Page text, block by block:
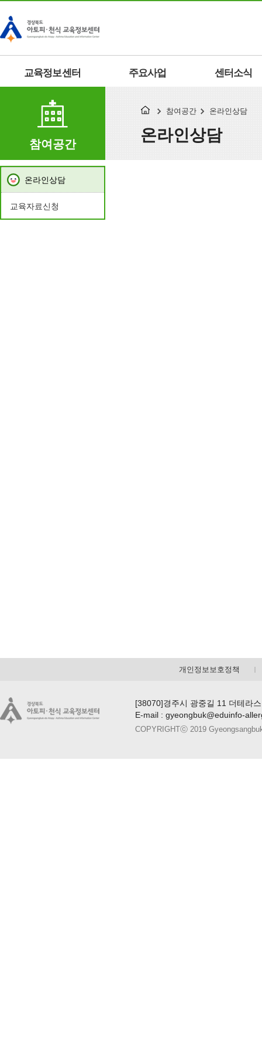
교육정보센터 주요사업 센터소식
참여공간
참여공간 온라인상담
온라인상담
온라인상담
교육자료신청
개인정보보호정책
[38070]경주시 광중길 11 더테라
E-mail : gyeongbuk@eduinfo-
COPYRIGHTⓒ 2019